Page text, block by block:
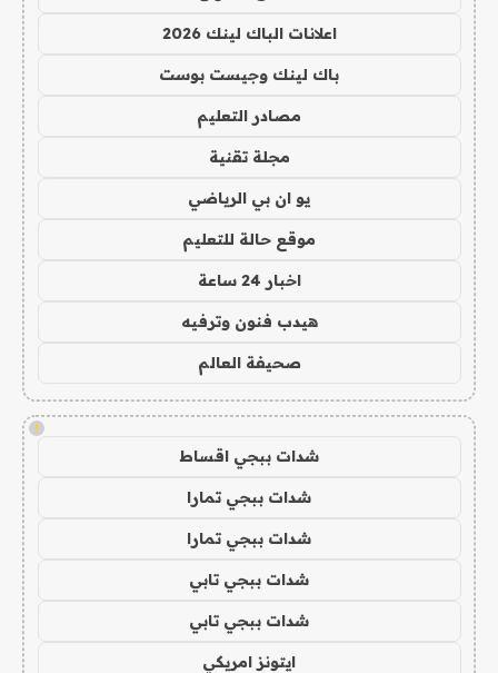
اعلانات الباك لينك 2026
باك لينك وجيست بوست
مصادر التعليم
مجلة تقنية
يو ان بي الرياضي
موقع حالة للتعليم
اخبار 24 ساعة
هيدب فنون وترفيه
صحيفة العالم
!
شدات ببجي اقساط
شدات ببجي تمارا
شدات ببجي تمارا
شدات ببجي تابي
شدات ببجي تابي
ايتونز امريكي